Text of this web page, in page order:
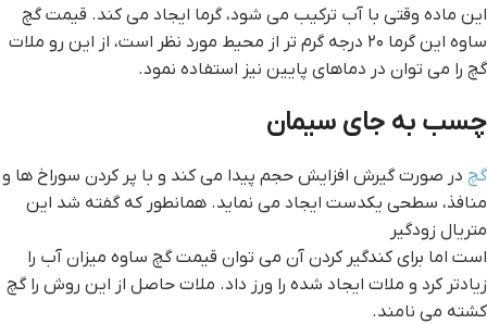
این ماده وقتی با آب ترکیب می شود، گرما ایجاد می کند. قيمت گچ
ساوه این گرما ۲۰ درجه گرم تر از محیط مورد نظر است، از این رو ملات
گچ را می توان در دماهای پایین نیز استفاده نمود.
چسب به جاي سيمان
گچ در صورت گیرش افزایش حجم پیدا می کند و با پر کردن سوراخ ها و
منافذ، سطحی یکدست ایجاد می نماید. همانطور که گفته شد این
متریال زودگیر
است اما برای کندگیر کردن آن می توان قيمت گچ ساوه میزان آب را
زیادتر کرد و ملات ایجاد شده را ورز داد. ملات حاصل از این روش را گچ
کشته می نامند.